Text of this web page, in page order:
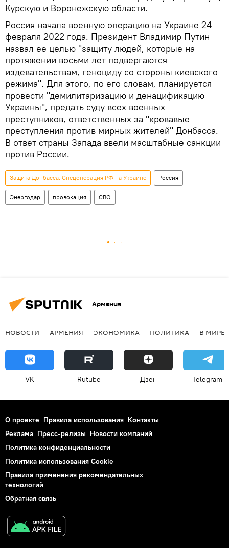
Курскую и Воронежскую области.
Россия начала военную операцию на Украине 24
февраля 2022 года. Президент Владимир Путин
назвал ее целью "защиту людей, которые на
протяжении восьми лет подвергаются
издевательствам, геноциду со стороны киевского
режима". Для этого, по его словам, планируется
провести "демилитаризацию и денацификацию
Украины", предать суду всех военных
преступников, ответственных за "кровавые
преступления против мирных жителей" Донбасса.
В ответ страны Запада ввели масштабные санкции
против России.
Защита Донбасса. Спецоперация РФ на Украине Россия
Энергодар провокация СВО
Армения
НОВОСТИ АРМЕНИЯ ЭКОНОМИКА ПОЛИТИКА В МИРЕ
VK Rutube Дзен Telegram
О проекте Правила использования Контакты
Реклама Пресс-релизы Новости компаний
Политика конфиденциальности
Политика использования Cookie
Правила применения рекомендательных
технологий
Обратная связь